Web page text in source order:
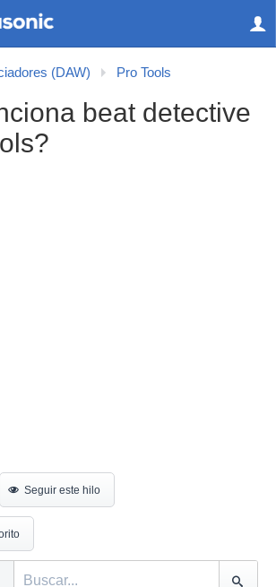
(DAW) Pro Tools
beat detective
Seguir este hilo